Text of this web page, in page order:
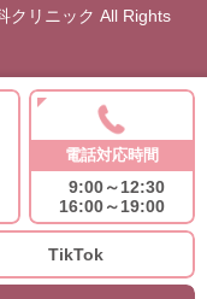
クリニック All Rights
電話対応時間
9:00～12:30
16:00～19:00
TikTok